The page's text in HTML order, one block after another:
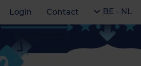
Login Contact BE - NL